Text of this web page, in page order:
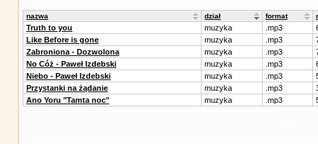
nazwa dział format
Truth to you muzyka .mp3
Like Before is gone
muzyka .mp3
Zabroniona - Dozwolona
muzyka .mp3
No Cóż - Paweł Izdebski
muzyka .mp3
Niebo - Paweł Izdebski
muzyka .mp3
Przystanki na żądanie
muzyka .mp3
Ano Yoru "Tamta noc"
muzyka .mp3